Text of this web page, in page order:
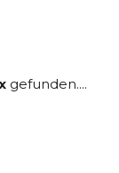
gefunden....